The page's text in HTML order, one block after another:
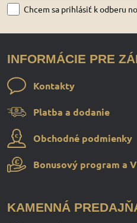
Chcem sa prihlásiť k odberu
INFORMÁCIE PRE
Kontakty
Platba a dodanie
Obchodné podmienky
Bonusový program a
KAMENNÁ